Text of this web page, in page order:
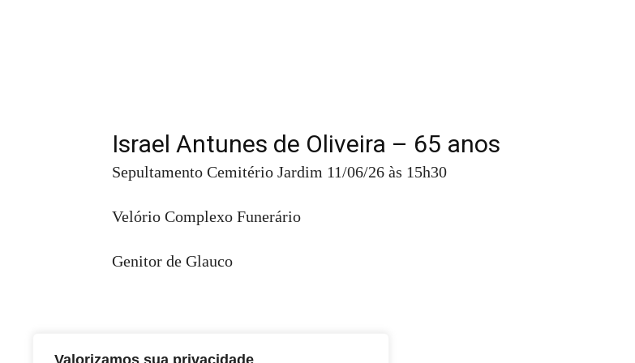
Valorizamos sua privacidade
Israel Antunes de Oliveira – 65 anos
Sepultamento Cemitério Jardim 11/06/26 às 15h30
Velório Complexo Funerário
Genitor de Glauco